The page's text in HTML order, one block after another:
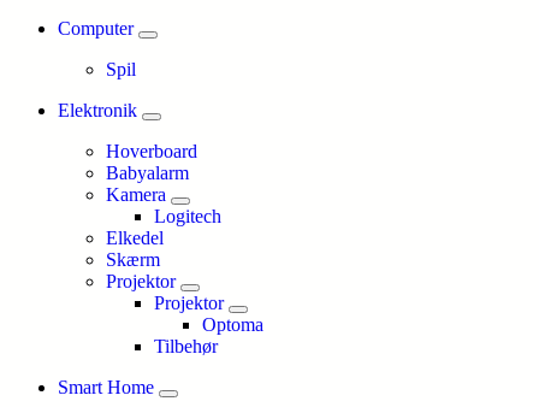
Computer
Spil
Elektronik
Hoverboard
Babyalarm
Kamera
Logitech
Elkedel
Skærm
Projektor
Projektor
Optoma
Tilbehør
Smart Home